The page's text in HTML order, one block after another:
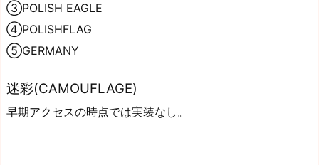
③POLISH EAGLE
④POLISHFLAG
⑤GERMANY
迷彩(CAMOUFLAGE)
早期アクセスの時点では実装なし。